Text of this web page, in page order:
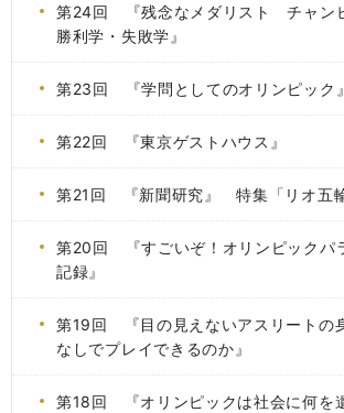
第24回 『残念なメダリスト チャン
勝利学・失敗学』
第23回 『学問としてのオリンピック』
第22回 『東京ゲストハウス』
第21回 『新聞研究』 特集「リオ五輪
第20回 『すごいぞ！オリンピックパ
記録』
第19回 『目の見えないアスリートの
なしでプレイできるのか』
第18回 『オリンピックは社会に何を